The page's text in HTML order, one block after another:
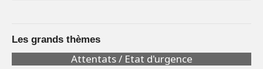
Les grands thèmes
Attentats / Etat d'urgence